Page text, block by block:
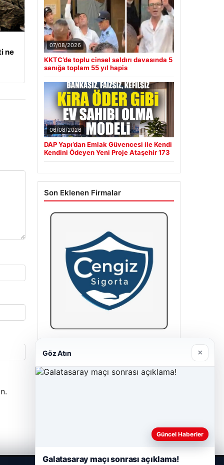
ne
07/08/2026
KKTC’de toplu cinsel saldırı davasında 5
sanığa toplam 55 yıl hapis
06/08/2026
DAP Yapı’dan Emlak Güvencesi ile Kendi
Kendini Ödeyen Yeni Proje Ataşehir 173
Son Eklenen Firmalar
23/06/2026
Göz Atın ×
Güncel Haberler
Galatasaray maçı sonrası açıklama!